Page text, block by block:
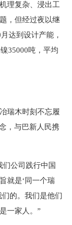
理复杂、浸出工
，但经过夜以继
达到设计产能，
35000吨，平均
瑞木时刻不忘履
，与巴新人民携
公司践行中国
就是‘同一个瑞
的。我们是他们
一家人。”